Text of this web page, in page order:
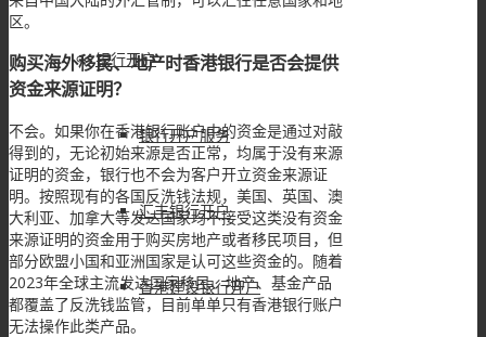
银行开户
银行开户服务
汇丰银行开户
香港建设银行开户
区。
购买海外移民、地产时香港银行是否会提供
资金来源证明？
不会。如果你在香港银行账户中的资金是通过对敲
得到的，无论初始来源是否正常，均属于没有来源
证明的资金，银行也不会为客户开立资金来源证
明。按照现有的各国反洗钱法规，美国、英国、澳
大利亚、加拿大等发达国家均不接受这类没有资金
来源证明的资金用于购买房地产或者移民项目，但
部分欧盟小国和亚洲国家是认可这些资金的。随着
2023年全球主流发达国家移民、地产、基金产品
都覆盖了反洗钱监管，目前单单只有香港银行账户
无法操作此类产品。